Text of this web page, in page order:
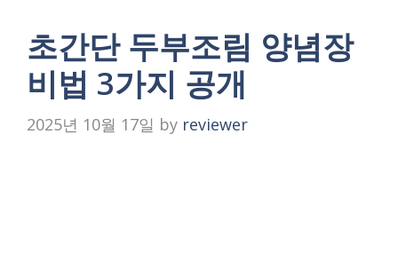
초간단 두부조림 양념장
비법 3가지 공개
2025년 10월 17일 by reviewer